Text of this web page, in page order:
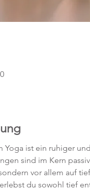
Yoga ist ein ruhiger
sind im Kern
vor allem auf
du sowohl tief